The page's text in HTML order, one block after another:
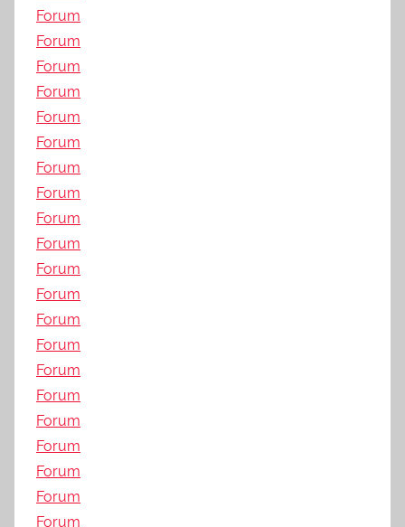
Forum
Forum
Forum
Forum
Forum
Forum
Forum
Forum
Forum
Forum
Forum
Forum
Forum
Forum
Forum
Forum
Forum
Forum
Forum
Forum
Forum